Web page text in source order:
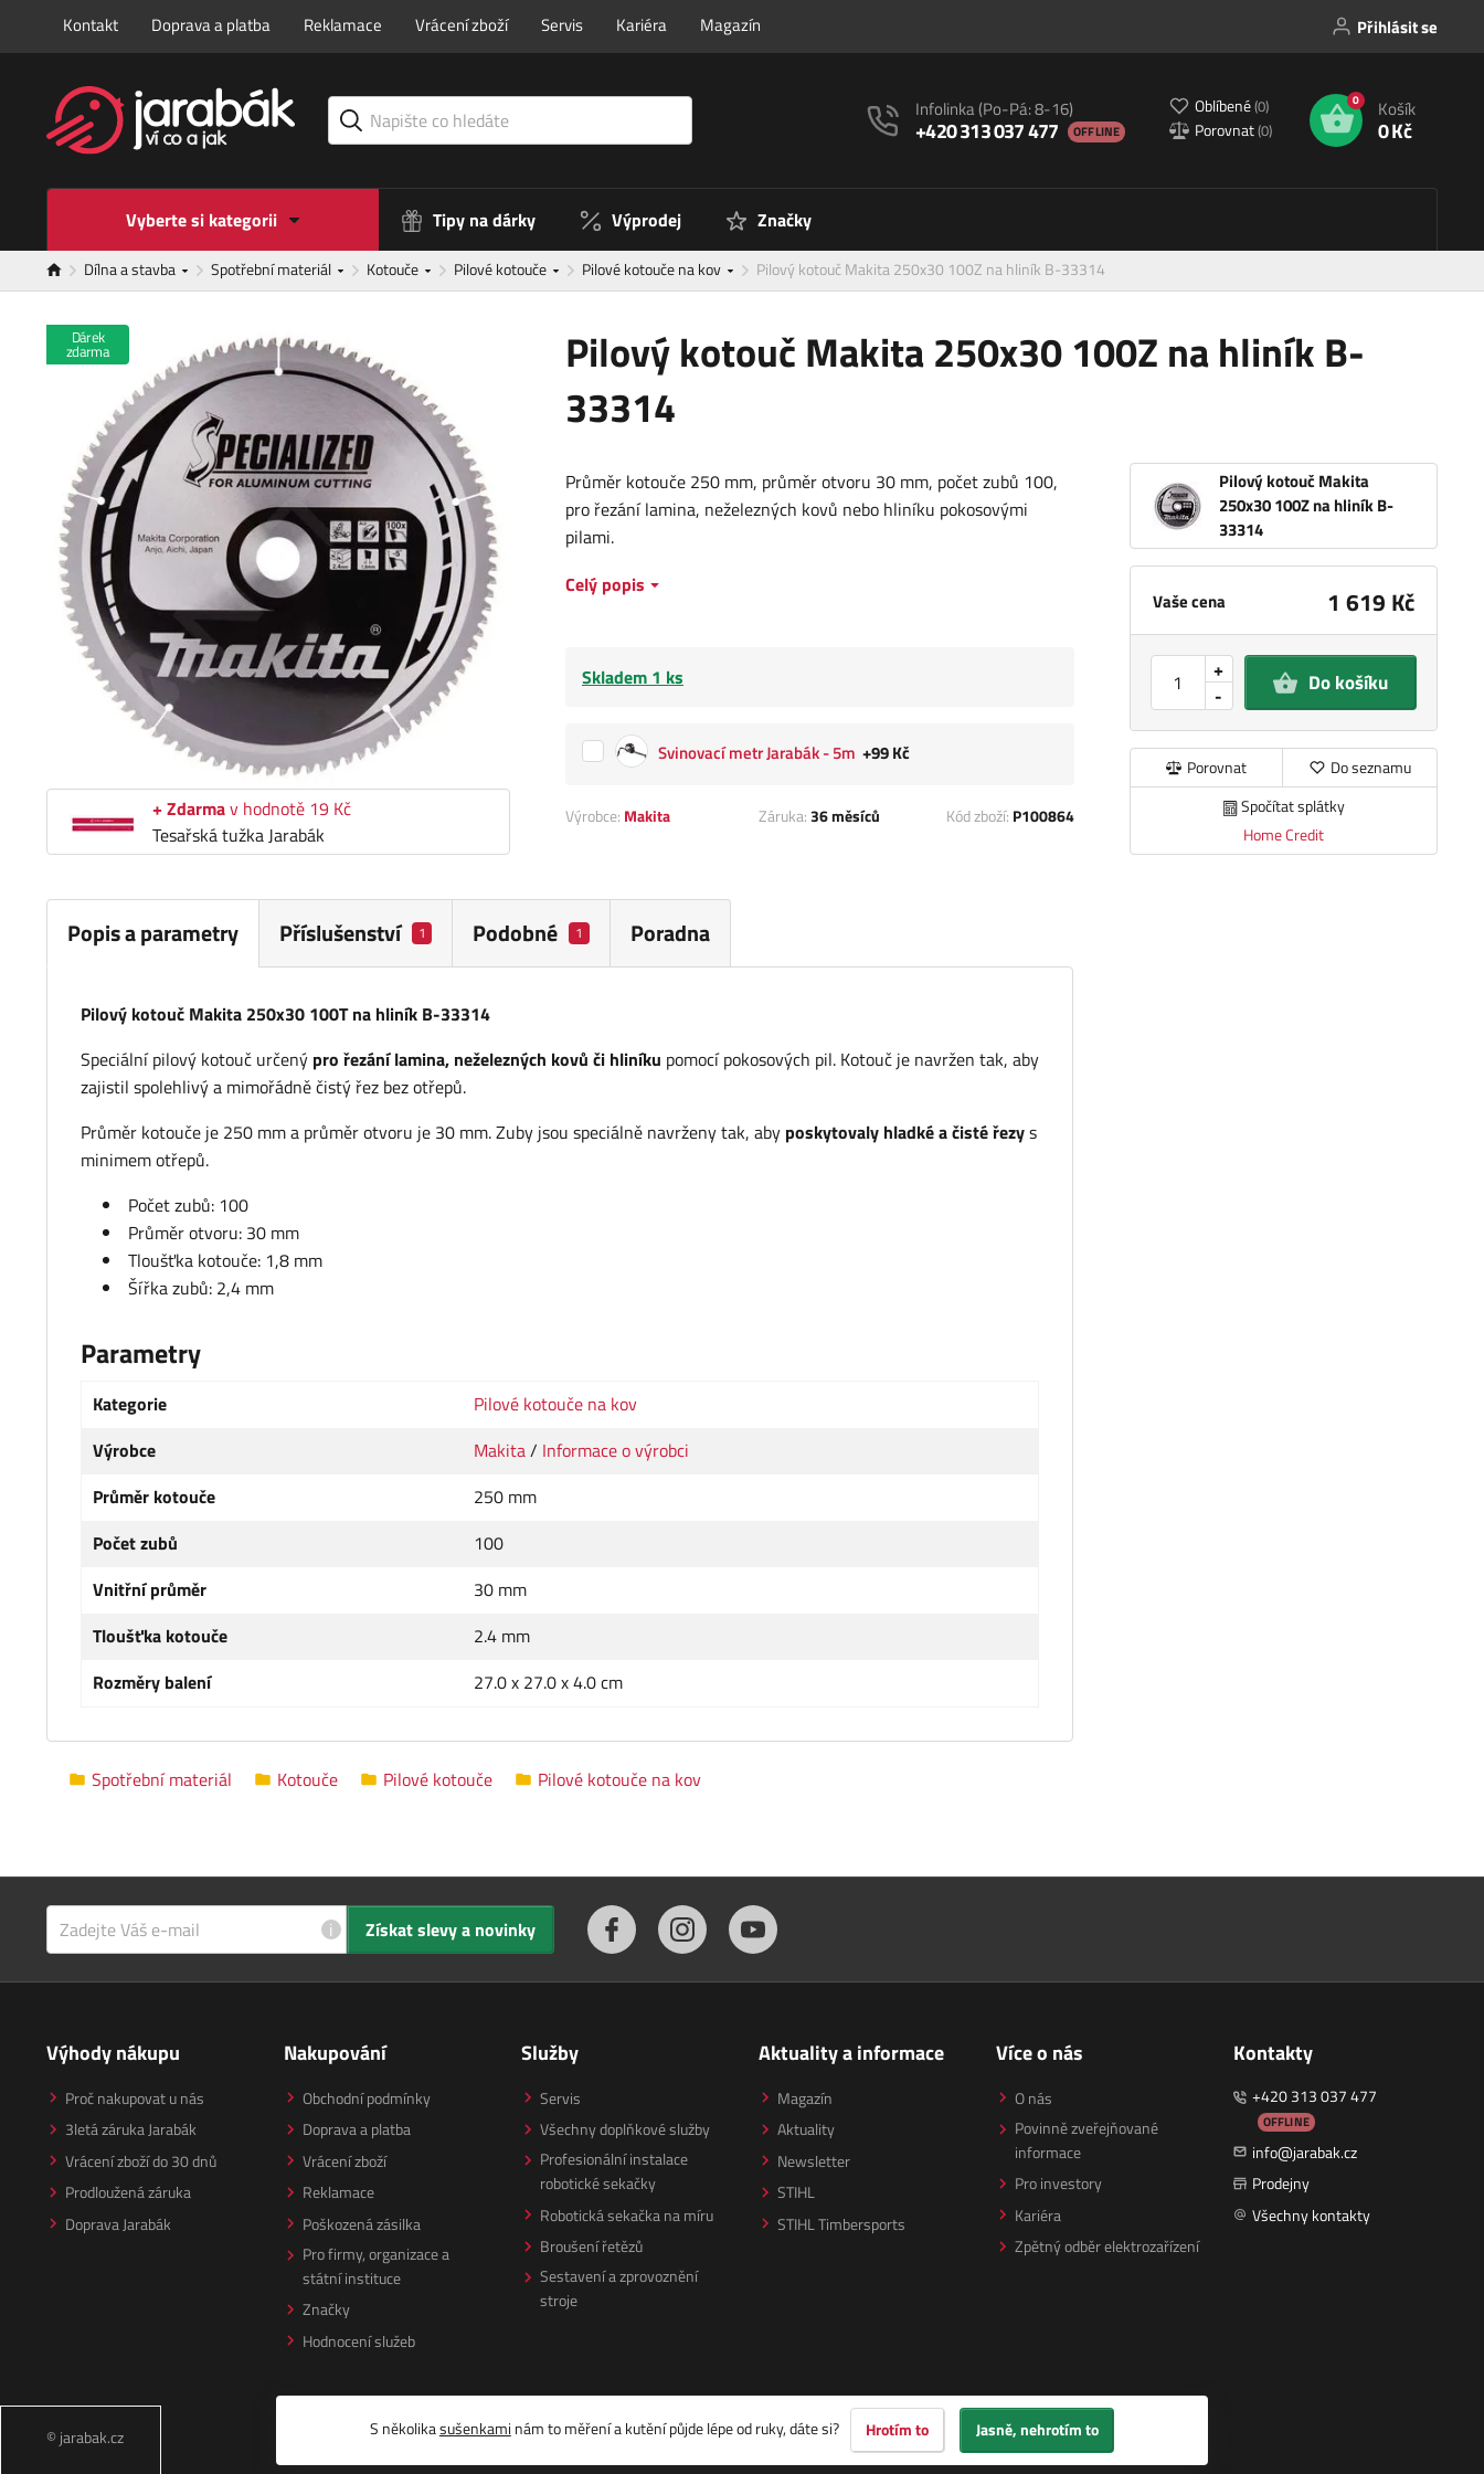
Kontakt Doprava a platba Reklamace Vrácení zboží Servis Kariéra Magazín Přihlásit se
Infolinka(Po-Pá: 8-16)
+420 313 037 477 OFFLINE
Oblíbené(0)
Porovnat(0)
0 Košík
0 Kč
Vyberte si kategorii Tipy na dárky Výprodej Značky
Dílna a stavba Spotřební materiál Kotouče Pilové kotouče Pilové kotouče na kov Pilový kotouč Makita 250x30 100Z na hliník B-33314
Pilový kotouč Makita 250x30 100Z na hliník B-
33314
Dárek
zdarma
+ Zdarmav hodnotě 19 Kč
Tesařská tužka Jarabák
Pilový kotouč Makita
250x30 100Z na hliník B-
33314
Vaše cena 1 619 Kč
-
+ Do košíku
Porovnat
Do seznamu
Spočítat splátky
Home Credit
Průměr kotouče 250 mm, průměr otvoru 30 mm, počet zubů 100,
pro řezání lamina, neželezných kovů nebo hliníku pokosovými
pilami.
Celý popis
Skladem 1 ks
Svinovací metr Jarabák - 5m +99 Kč
Výrobce: Makita Záruka:36 měsíců Kód zboží: P100864
Popis a parametry Příslušenství 1 Podobné 1 Poradna
Pilový kotouč Makita 250x30 100T na hliník B-33314
Speciální pilový kotouč určený pro řezání lamina, neželezných kovů či hliníku pomocí pokosových pil. Kotouč je navržen tak, aby
zajistil spolehlivý a mimořádně čistý řez bez otřepů.
Průměr kotouče je 250 mm a průměr otvoru je 30 mm. Zuby jsou speciálně navrženy tak, aby poskytovaly hladké a čisté řezys
minimem otřepů.
Počet zubů: 100
Průměr otvoru: 30 mm
Tloušťka kotouče: 1,8 mm
Šířka zubů: 2,4 mm
Parametry
Kategorie
Pilové kotouče na kov
Výrobce
Makita/ Informace o výrobci
Průměr kotouče
250 mm
Počet zubů
100
Vnitřní průměr
30 mm
Tloušťka kotouče
2.4 mm
Rozměry balení
27.0 x 27.0 x 4.0 cm
Spotřební materiál Kotouče Pilové kotouče Pilové kotouče na kov
i Získat slevy a novinky
Výhody nákupu
Proč nakupovat u nás
3letá záruka Jarabák
Vrácení zboží do 30 dnů
Prodloužená záruka
Doprava Jarabák
Nakupování
Obchodní podmínky
Doprava a platba
Vrácení zboží
Reklamace
Poškozená zásilka
Pro firmy, organizace a
státní instituce
Značky
Hodnocení služeb
Služby
Servis
Všechny doplňkové služby
Profesionální instalace
robotické sekačky
Robotická sekačka na míru
Broušení řetězů
Sestavení a zprovoznění
stroje
Aktuality a informace
Magazín
Aktuality
Newsletter
STIHL
STIHL Timbersports
Více o nás
O nás
Povinně zveřejňované
informace
Pro investory
Kariéra
Zpětný odběr elektrozařízení
Kontakty
+420 313 037 477
OFFLINE
info@jarabak.cz
Prodejny
Všechny kontakty
© jarabak.cz S několikasušenkami nám to měření a kutění půjde lépe od ruky, dáte si? Hrotím to Jasně, nehrotím to